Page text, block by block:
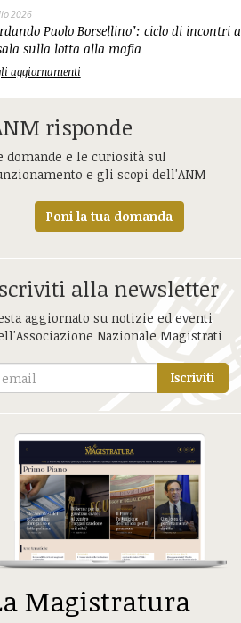
2026
Paolo Borsellino": ciclo di incontri a
sulla lotta alla mafia
aggiornamenti
risponde
domande e le curiosità sul
e gli scopi dell'ANM
Poni la tua domanda
alla newsletter
aggiornato su notizie ed eventi
Nazionale Magistrati
Iscriviti
Magistratura